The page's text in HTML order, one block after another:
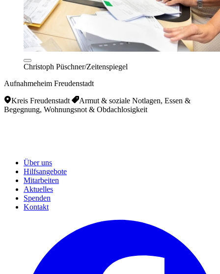
Christoph Püschner/Zeitenspiegel
Aufnahmeheim Freudenstadt
Kreis Freudenstadt
Armut & soziale Notlagen, Essen &
Begegnung, Wohnungsnot & Obdachlosigkeit
Über uns
Hilfsangebote
Mitarbeiten
Aktuelles
Spenden
Kontakt